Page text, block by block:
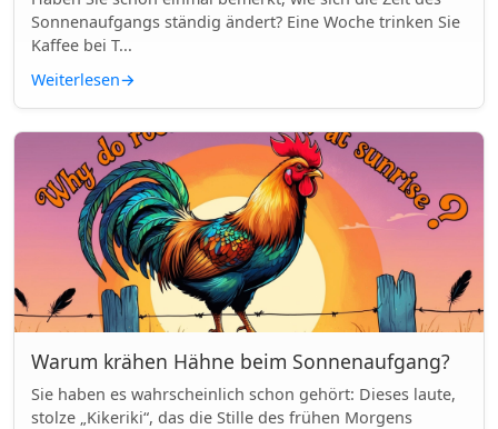
Sonnenaufgangs ständig ändert? Eine Woche trinken Sie
Kaffee bei T...
Weiterlesen→
Warum krähen Hähne beim Sonnenaufgang?
Sie haben es wahrscheinlich schon gehört: Dieses laute,
stolze „Kikeriki“, das die Stille des frühen Morgens